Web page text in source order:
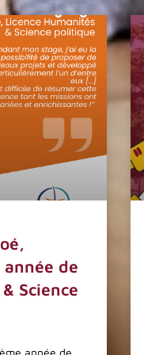
de
Science
année de